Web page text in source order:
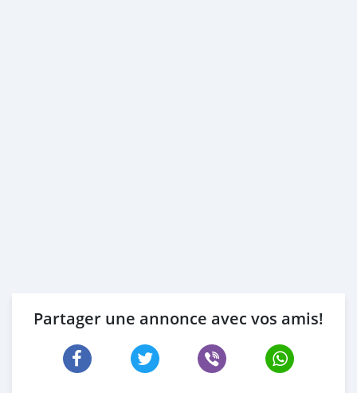
Partager une annonce avec vos amis!